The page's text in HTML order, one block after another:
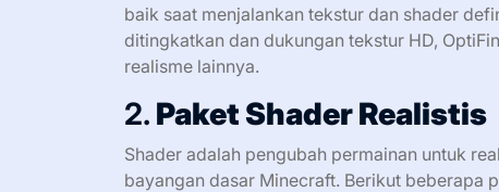
baik saat menjalankan tekstur dan shader
ditingkatkan dan dukungan tekstur HD,
realisme lainnya.
2. Paket Shader Realistis
Shader adalah pengubah permainan untuk
bayangan dasar Minecraft. Berikut beberapa